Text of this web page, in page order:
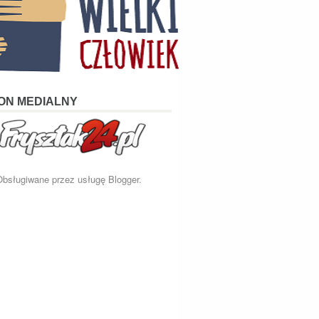
MEDIALNY
przez usługę Blogger.